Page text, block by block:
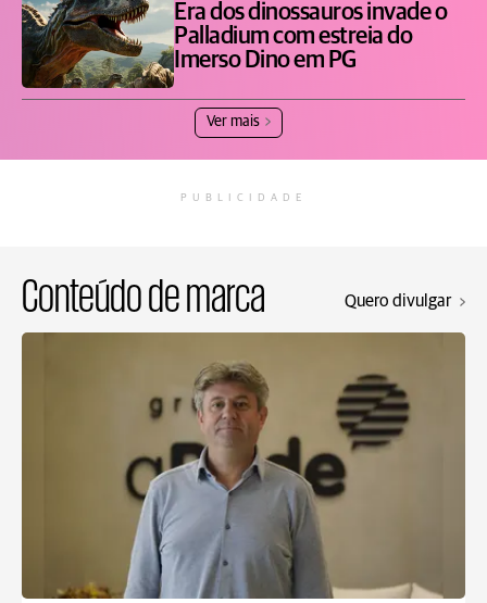
Era dos dinossauros invade o
Palladium com estreia do
Imerso Dino em PG
Ver mais
PUBLICIDADE
Conteúdo de marca Quero divulgar